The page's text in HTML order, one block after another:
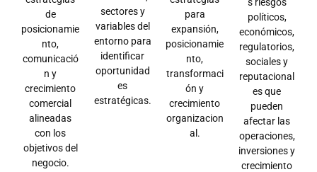
de
posicionamie
nto,
comunicació
n y
crecimiento
comercial
alineadas
con los
objetivos del
negocio.
sectores y
variables del
entorno para
identificar
oportunidad
es
estratégicas.
para
expansión,
posicionamie
nto,
transformaci
ón y
crecimiento
organizacion
al.
políticos,
económicos,
regulatorios,
sociales y
reputacional
es que
pueden
afectar las
operaciones,
inversiones y
crecimiento